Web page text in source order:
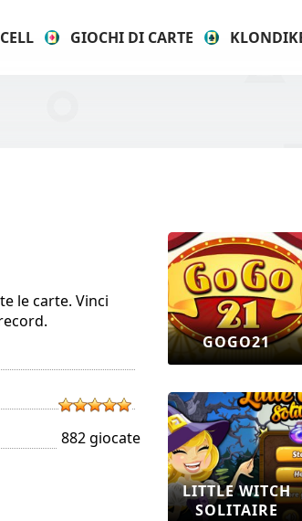
GIOCHI DI CARTE
le carte. Vinci
882 giocate
GOGO21
LITTLE WITCH
SOLITAIRE